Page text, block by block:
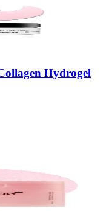
Hydrogel